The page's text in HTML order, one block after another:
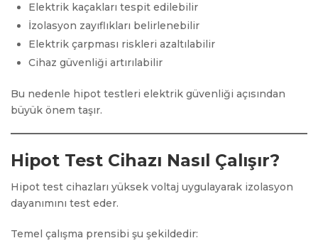
Elektrik kaçakları tespit edilebilir
İzolasyon zayıflıkları belirlenebilir
Elektrik çarpması riskleri azaltılabilir
Cihaz güvenliği artırılabilir
Bu nedenle hipot testleri elektrik güvenliği açısından
büyük önem taşır.
Hipot Test Cihazı Nasıl Çalışır?
Hipot test cihazları yüksek voltaj uygulayarak izolasyon
dayanımını test eder.
Temel çalışma prensibi şu şekildedir: